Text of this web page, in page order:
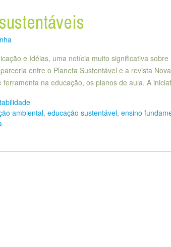
e Idéias, uma notícia muito significativa
entre o Planeta Sustentável e a revista
na educação, os planos de aula. A
ambiental, educação sustentável, ensino